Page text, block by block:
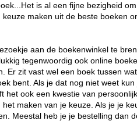
is al een fijne bezigheid
maken uit de beste boeken
aan de boekenwinkel te
tegenwoordig ook online
zit vast wel een boek tussen
bent. Als je dat nog niet weet
het ook een kwestie van
maken van je keuze. Als je je
Meestal heb je je bestelling dan